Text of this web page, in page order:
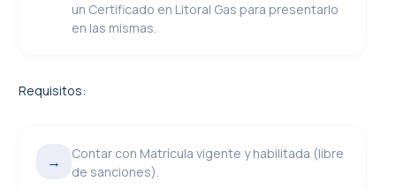
un Certificado en Litoral Gas para presentarlo
en las mismas.
Requisitos:
→
Contar con Matrícula vigente y habilitada (libre
de sanciones).